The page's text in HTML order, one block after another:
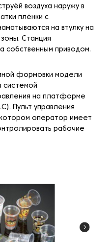
воздуха наружу в
плёнки с
на втулку на
Станция
собственным приводом.
формовки модели
системой
на платформе
Пульт управления
оператор имеет
рабочие